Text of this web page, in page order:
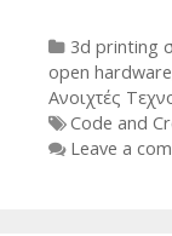
Categories
3d printing
open hardware
Ανοιχτές
Tags
Code and
Leave a